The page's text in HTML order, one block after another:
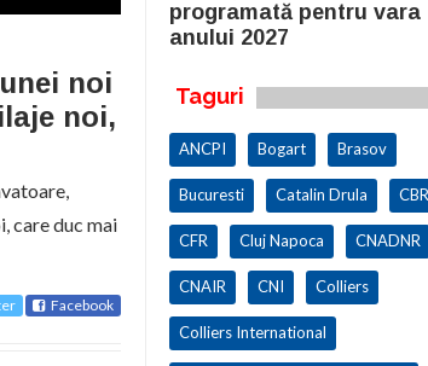
noi
noi,
care duc mai
Facebook
vara
programată pentru vara
anului 2027
Taguri
ANCPI Bogart Brasov
Bucuresti Catalin Drula
CFR Cluj Napoca CNADNR
CNAIR CNI Colliers
Colliers International